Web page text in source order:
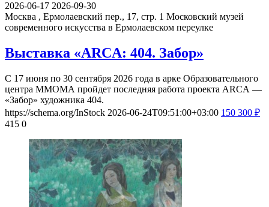
2026-06-17 2026-09-30
Москва , Ермолаевский пер., 17, стр. 1 Московский музей
современного искусства в Ермолаевском переулке
Выставка «ARCA: 404. Забор»
С 17 июня по 30 сентября 2026 года в арке Образовательного
центра ММОМА пройдет последняя работа проекта ARCA —
«Забор» художника 404.
https://schema.org/InStock 2026-06-24T09:51:00+03:00 150 300 ₽
415 0